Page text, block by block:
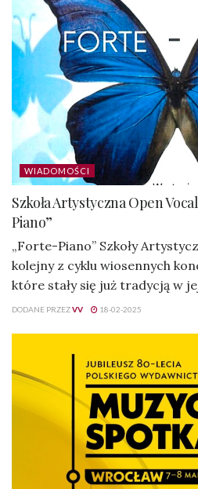
WIADOMOŚCI
Szkoła Artystyczna Open
Piano”
„Forte-Piano” Szkoły
kolejny z cyklu wiosennych
które stały się już tradycją w
DODANE PRZEZVV 18-02-2025